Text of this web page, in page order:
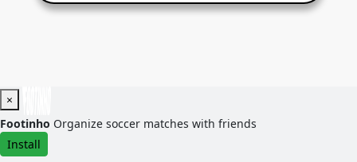
×
Footinho Organize soccer matches with friends
Install